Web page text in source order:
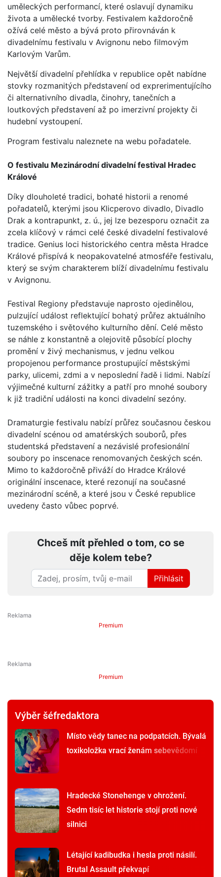
uměleckých performancí, které oslavují dynamiku
života a umělecké tvorby. Festivalem každoročně
ožívá celé město a bývá proto přirovnáván k
divadelnímu festivalu v Avignonu nebo filmovým
Karlovým Varům.
Největší divadelní přehlídka v republice opět nabídne
stovky rozmanitých představení od exprerimentujícího
či alternativního divadla, činohry, tanečních a
loutkových představení až po imerzivní projekty či
hudební vystoupení.
Program festivalu naleznete na webu pořadatele.
O festivalu Mezinárodní divadelní festival Hradec
Králové
Díky dlouholeté tradici, bohaté historii a renomé
pořadatelů, kterými jsou Klicperovo divadlo, Divadlo
Drak a kontrapunkt, z. ú., jej lze bezesporu označit za
zcela klíčový v rámci celé české divadelní festivalové
tradice. Genius loci historického centra města Hradce
Králové přispívá k neopakovatelné atmosféře festivalu,
který se svým charakterem blíží divadelnímu festivalu
v Avignonu.
Festival Regiony představuje naprosto ojedinělou,
pulzující událost reflektující bohatý průřez aktuálního
tuzemského i světového kulturního dění. Celé město
se náhle z konstantně a olejovitě působící plochy
promění v živý mechanismus, v jednu velkou
propojenou performance prostupující městskými
parky, ulicemi, zdmi a v neposlední řadě i lidmi. Nabízí
výjimečné kulturní zážitky a patří pro mnohé soubory
k již tradiční události na konci divadelní sezóny.
Dramaturgie festivalu nabízí průřez současnou českou
divadelní scénou od amatérských souborů, přes
studentská představení a nezávislé profesionální
soubory po inscenace renomovaných českých scén.
Mimo to každoročně přiváží do Hradce Králové
originální inscenace, které rezonují na současné
mezinárodní scéně, a které jsou v České republice
uvedeny často vůbec poprvé.
Chceš mít přehled o tom, co se
děje kolem tebe?
Přihlásit
Premium
Premium
Výběr šéfredaktora
Místo vědy tanec na podpatcích. Bývalá
toxikoložka vrací ženám sebevědomí
Hradecké Stonehenge v ohrožení.
Sedm tisíc let historie stojí proti nové
silnici
Létající kadibudka i hesla proti násilí.
Brutal Assault překvapí